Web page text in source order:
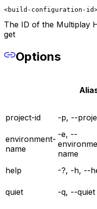
<build-configuration-
The ID of the Multiplay
get
Options
project-id -p, --
environment-
name
-e, --
name
help -?, -h, --
quiet
-q, --quiet